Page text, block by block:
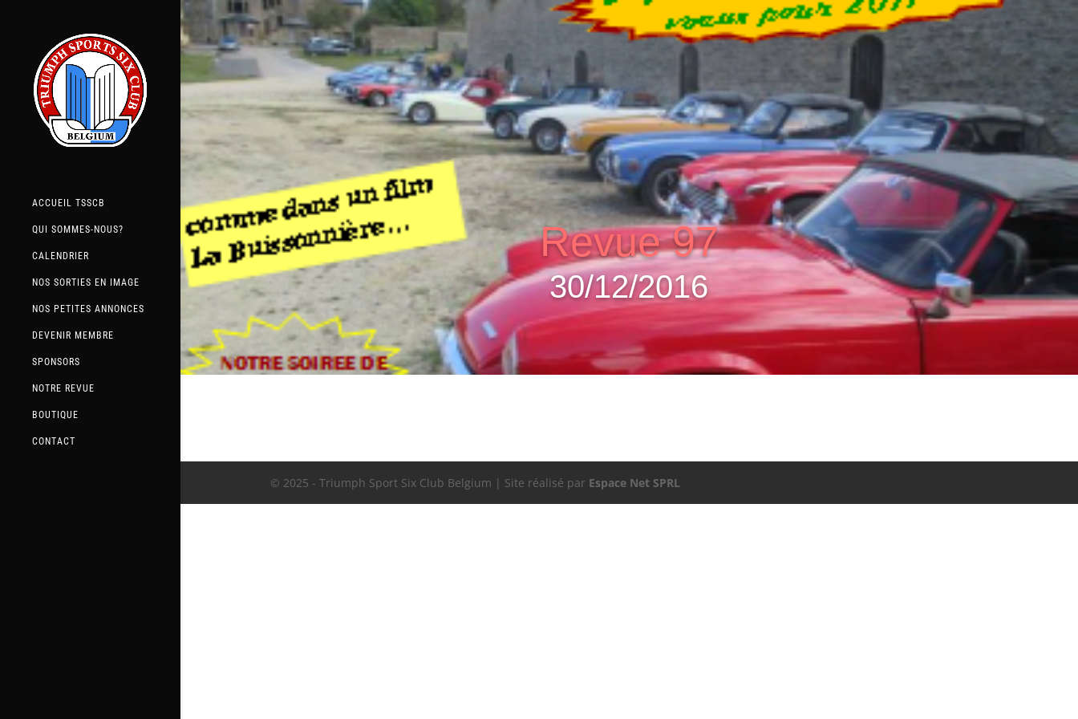
ACCUEIL TSSCB
QUI SOMMES-NOUS?
CALENDRIER
NOS SORTIES EN IMAGE
NOS PETITES ANNONCES
DEVENIR MEMBRE
SPONSORS
NOTRE REVUE
BOUTIQUE
CONTACT
Revue 97
30/12/2016
© 2025 - Triumph Sport Six Club Belgium | Site réalisé par Espace Net SPRL